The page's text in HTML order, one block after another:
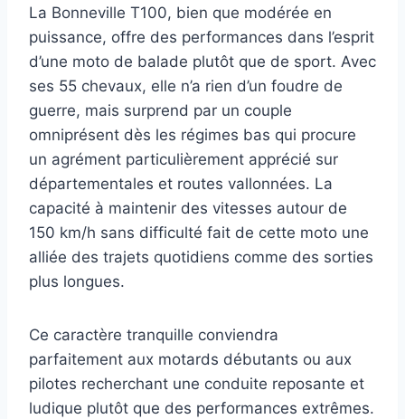
La Bonneville T100, bien que modérée en
puissance, offre des performances dans l’esprit
d’une moto de balade plutôt que de sport. Avec
ses 55 chevaux, elle n’a rien d’un foudre de
guerre, mais surprend par un couple
omniprésent dès les régimes bas qui procure
un agrément particulièrement apprécié sur
départementales et routes vallonnées. La
capacité à maintenir des vitesses autour de
150 km/h sans difficulté fait de cette moto une
alliée des trajets quotidiens comme des sorties
plus longues.
Ce caractère tranquille conviendra
parfaitement aux motards débutants ou aux
pilotes recherchant une conduite reposante et
ludique plutôt que des performances extrêmes.